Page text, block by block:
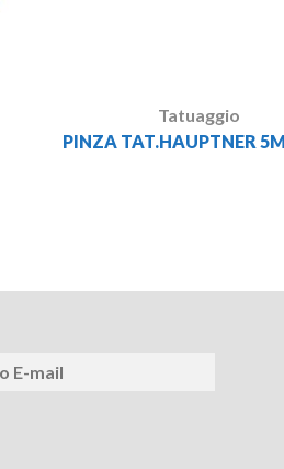
Tatuaggio
PINZA TAT.HAUPTNER